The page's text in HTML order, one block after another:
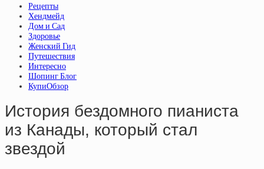
Рецепты
Хендмейд
Дом и Сад
Здоровье
Женский Гид
Путешествия
Интересно
Шопинг Блог
КупиОбзор
История бездомного пианиста
из Канады, который стал
звездой